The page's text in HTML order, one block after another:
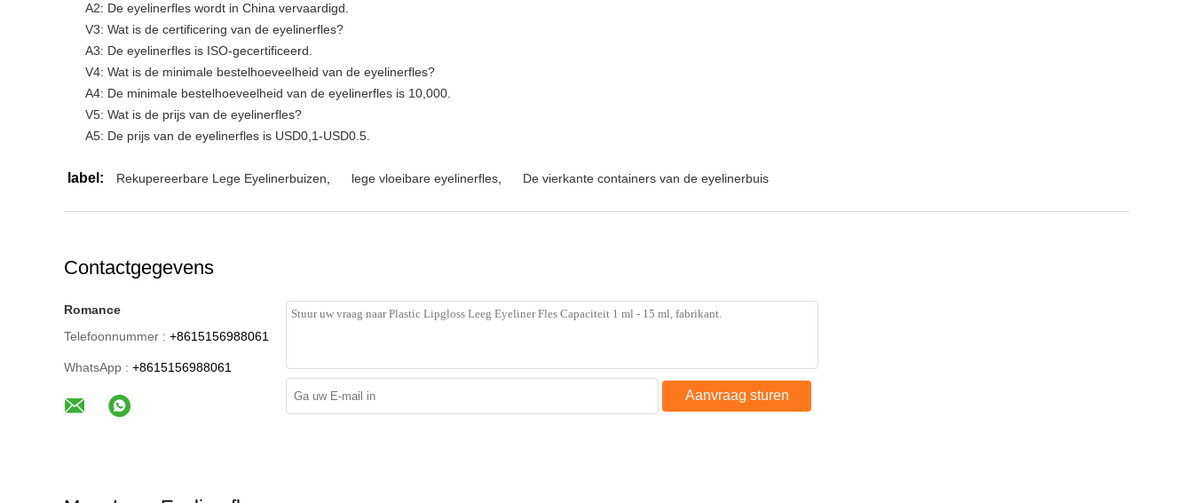
A2: De eyelinerfles wordt in China vervaardigd.
V3: Wat is de certificering van de eyelinerfles?
A3: De eyelinerfles is ISO-gecertificeerd.
V4: Wat is de minimale bestelhoeveelheid van de eyelinerfles?
A4: De minimale bestelhoeveelheid van de eyelinerfles is 10,000.
V5: Wat is de prijs van de eyelinerfles?
A5: De prijs van de eyelinerfles is USD0,1-USD0.5.
label: Rekupereerbare Lege Eyelinerbuizen lege vloeibare eyelinerfles De vierkante containers van de eyelinerbuis
Contactgegevens
Romance
Telefoonnummer : +8615156988061
WhatsApp : +8615156988061
Aanvraag sturen